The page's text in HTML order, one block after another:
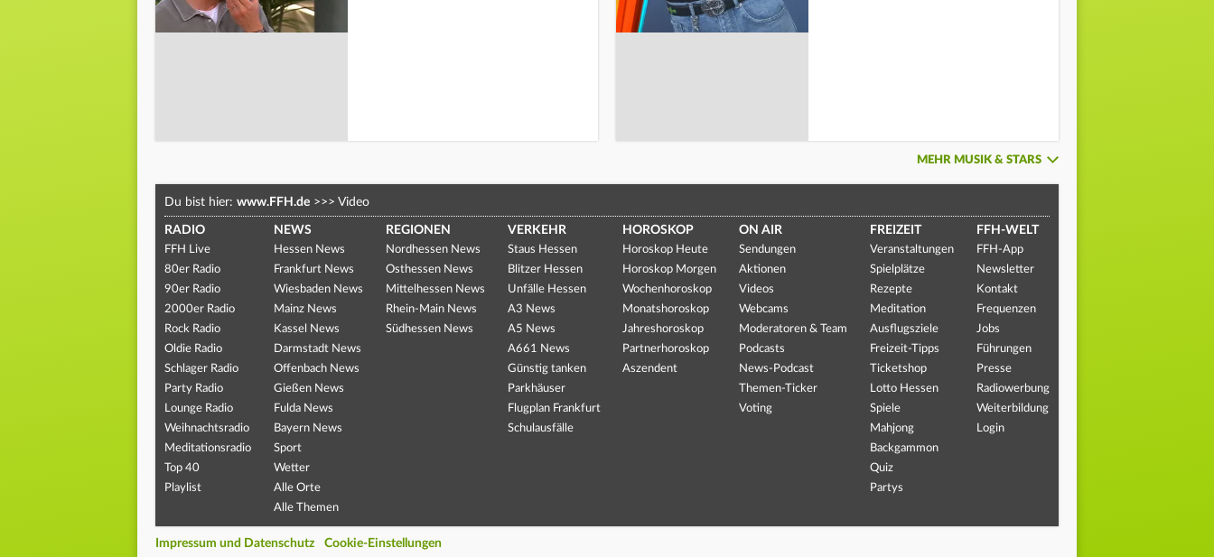
MEHR MUSIK & STARS
Du bist hier: www.FFH.de >>> Video
RADIO
FFH Live
80er Radio
90er Radio
2000er Radio
Rock Radio
Oldie Radio
Schlager Radio
Party Radio
Lounge Radio
Weihnachtsradio
Meditationsradio
Top 40
Playlist
NEWS
Hessen News
Frankfurt News
Wiesbaden News
Mainz News
Kassel News
Darmstadt News
Offenbach News
Gießen News
Fulda News
Bayern News
Sport
Wetter
Alle Orte
Alle Themen
REGIONEN
Nordhessen News
Osthessen News
Mittelhessen News
Rhein-Main News
Südhessen News
VERKEHR
Staus Hessen
Blitzer Hessen
Unfälle Hessen
A3 News
A5 News
A661 News
Günstig tanken
Parkhäuser
Flugplan Frankfurt
Schulausfälle
HOROSKOP
Horoskop Heute
Horoskop Morgen
Wochenhoroskop
Monatshoroskop
Jahreshoroskop
Partnerhoroskop
Aszendent
ON AIR
Sendungen
Aktionen
Videos
Webcams
Moderatoren & Team
Podcasts
News-Podcast
Themen-Ticker
Voting
FREIZEIT
Veranstaltungen
Spielplätze
Rezepte
Meditation
Ausflugsziele
Freizeit-Tipps
Ticketshop
Lotto Hessen
Spiele
Mahjong
Backgammon
Quiz
Partys
FFH-WELT
FFH-App
Newsletter
Kontakt
Frequenzen
Jobs
Führungen
Presse
Radiowerbung
Weiterbildung
Login
Impressum und Datenschutz Cookie-Einstellungen